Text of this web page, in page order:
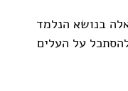
על העלים